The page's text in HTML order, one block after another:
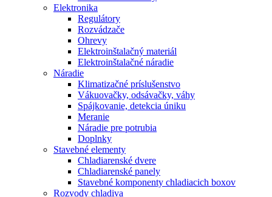
Elektronika
Regulátory
Rozvádzače
Ohrevy
Elektroinštalačný materiál
Elektroinštalačné náradie
Náradie
Klimatizačné príslušenstvo
Vákuovačky, odsávačky, váhy
Spájkovanie, detekcia úniku
Meranie
Náradie pre potrubia
Doplnky
Stavebné elementy
Chladiarenské dvere
Chladiarenské panely
Stavebné komponenty chladiacich boxov
Rozvody chladiva